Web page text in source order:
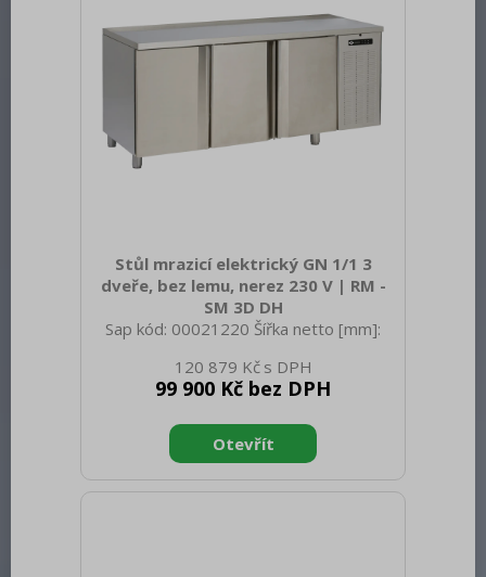
okolí [°C]:
Stůl mrazicí elektrický GN 1/1 3
dveře, bez lemu, nerez 230 V | RM -
SM 3D DH
Sap kód: 00021220 Šířka netto [mm]:
netto [mm]: 900 Hmotnost netto [kg]:
130.00 Šířka brutto [mm]: 1950 Hloubka
950 Hmotnost brutto [kg]: 150.00 Typ
spotřebiče: Elektrické zařízení Příkon
elektrický [kW]: 0.580 Napájení: 230 V /
120 879 Kč
99 900 Kč bez DPH